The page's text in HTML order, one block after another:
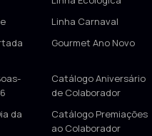
Linha Carnaval
Gourmet Ano Novo
Catálogo Aniversário
de Colaborador
da
Catálogo Premiações
ao Colaborador